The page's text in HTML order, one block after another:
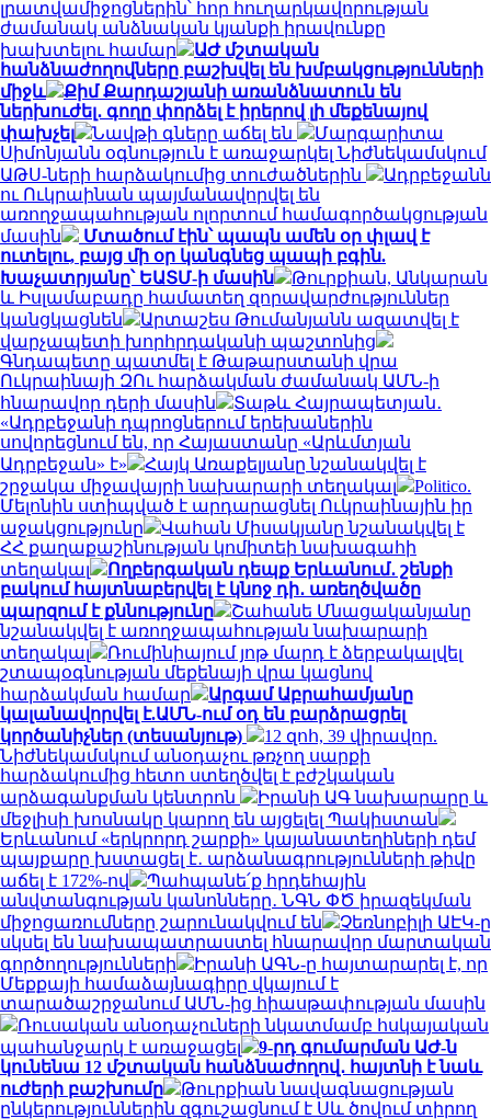
լրատվամիջոցներին՝ հոր հուղարկավորության
ժամանակ անձնական կյանքի իրավունքը
խախտելու համար
ԱԺ մշտական
հանձնաժողովները բաշխվել են խմբակցությունների
միջև
Քիմ Քարդաշյանի առանձնատուն են
ներխուժել․ գողը փորձել է իրերով լի մեքենայով
փախչել
Նավթի գները աճել են
Մարգարիտա
Սիմոնյանն օգնություն է առաջարկել Նիժնեկամսկում
ԱԹՍ-ների հարձակումից տուժածներին
Ադրբեջանն
ու Ուկրաինան պայմանավորվել են
առողջապահության ոլորտում համագործակցության
մասին
Մտածում էին՝ պապն ամեն օր փլավ է
ուտելու, բայց մի օր կանգնեց պապի բգին.
Խաչատրյանը՝ ԵԱՏՄ-ի մասին
Թուրքիան, Անկարան
և Իսլամաբադը համատեղ զորավարժություններ
կանցկացնեն
Արտաշես Թումանյանն ազատվել է
վարչապետի խորհրդականի պաշտոնից
Գնդապետը պատմել է Թաթարստանի վրա
Ուկրաինայի ԶՈւ հարձակման ժամանակ ԱՄՆ-ի
հնարավոր դերի մասին
Տաթև Հայրապետյան․
«Ադրբեջանի դպրոցներում երեխաներին
սովորեցնում են, որ Հայաստանը «Արևմտյան
Ադրբեջան» է»
Հայկ Առաքելյանը նշանակվել է
շրջակա միջավայրի նախարարի տեղակալ
Politico.
Մելոնին ստիպված է արդարացնել Ուկրաինային իր
աջակցությունը
Վահան Միսակյանը նշանակվել է
ՀՀ քաղաքաշինության կոմիտեի նախագահի
տեղակալ
Ողբերգական դեպք Երևանում․ շենքի
բակում հայտնաբերվել է կնոջ դի․ առեղծվածը
պարզում է քննությունը
Շահանե Մնացականյանը
նշանակվել է առողջապահության նախարարի
տեղակալ
Ռումինիայում յոթ մարդ է ձերբակալվել
շտապօգնության մեքենայի վրա կացնով
հարձակման համար
Արգամ Աբրահամյանը
կալանավորվել է.ԱՄՆ-ում օդ են բարձրացրել
կործանիչներ (տեսանյութ)
12 զոհ, 39 վիրավոր.
Նիժնեկամսկում անօդաչու թռչող սարքի
հարձակումից հետո ստեղծվել է բժշկական
արձագանքման կենտրոն
Իրանի ԱԳ նախարարը և
մեջլիսի խոսնակը կարող են այցելել Պակիստան
Երևանում «երկրորդ շարքի» կայանատեղիների դեմ
պայքարը խստացել է․ արձանագրությունների թիվը
աճել է 172%-ով
Պահպանե՛ք հրդեհային
անվտանգության կանոնները․ ՆԳՆ ՓԾ իրազեկման
միջոցառումները շարունակվում են
Չեռնոբիլի ԱԷԿ-ը
սկսել են նախապատրաստել հնարավոր մարտական
գործողությունների
Իրանի ԱԳՆ-ը հայտարարել է, որ
Մեքքայի համաձայնագիրը վկայում է
տարածաշրջանում ԱՄՆ-ից հիասթափության մասին
Ռուսական անօդաչուների նկատմամբ հսկայական
պահանջարկ է առաջացել
9-րդ գումարման ԱԺ-ն
կունենա 12 մշտական հանձնաժողով․ հայտնի է նաև
ուժերի բաշխումը
Թուրքիան նավագնացության
ընկերություններին զգուշացնում է Սև ծովում տիրող